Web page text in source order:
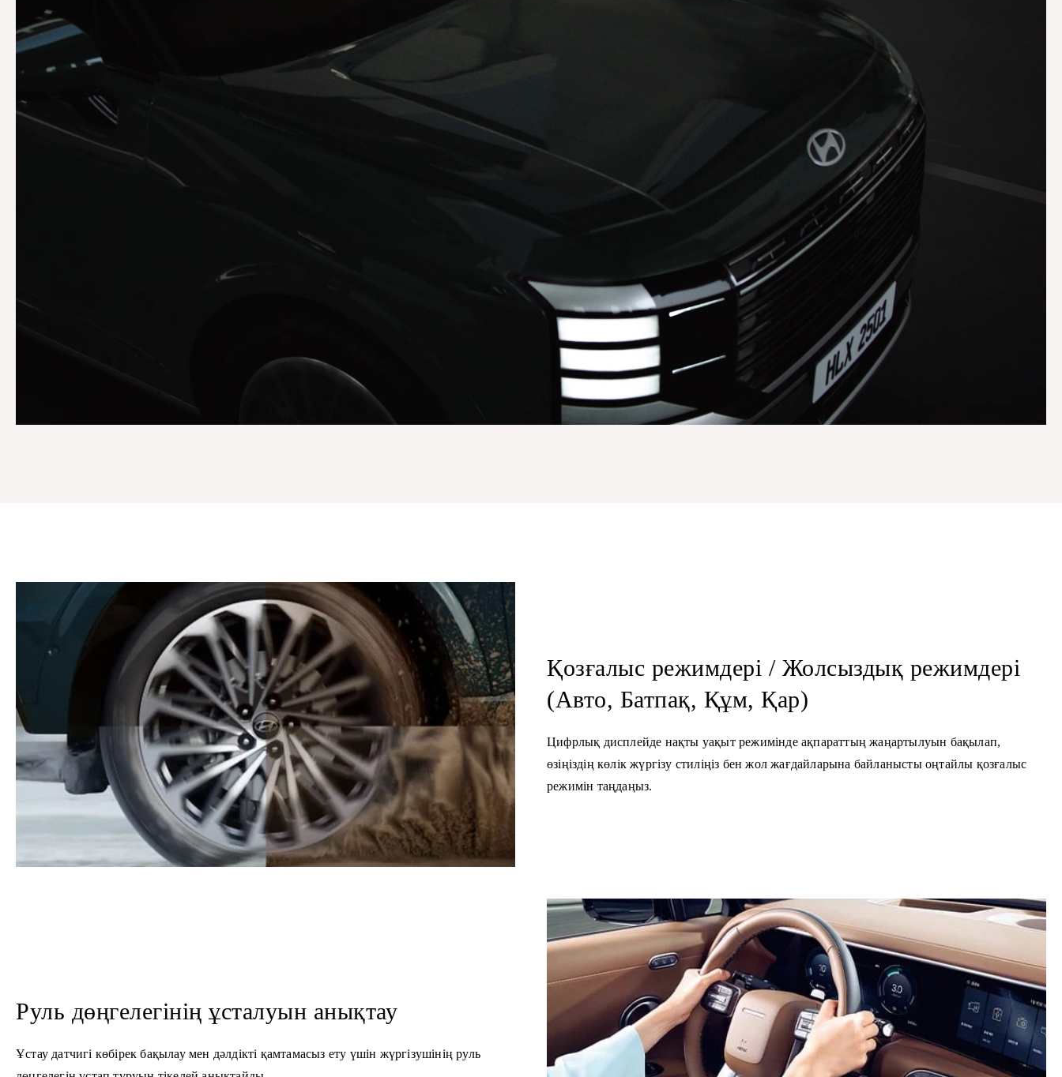
Қозғалыс режимдері / Жолсыздық режимдері
(Авто, Батпақ, Құм, Қар)
Цифрлық дисплейде нақты уақыт режимінде ақпараттың жаңартылуын бақылап,
өзіңіздің көлік жүргізу стиліңіз бен жол жағдайларына байланысты оңтайлы қозғалыс
режимін таңдаңыз.
Руль дөңгелегінің ұсталуын анықтау
Ұстау датчигі көбірек бақылау мен дәлдікті қамтамасыз ету үшін жүргізушінің руль